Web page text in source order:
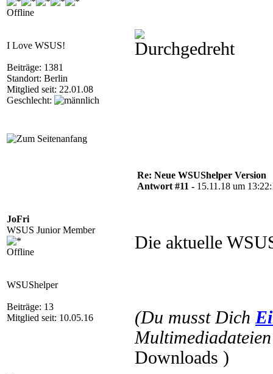
Offline
I Love WSUS!
Beiträge: 1381
Standort: Berlin
Mitglied seit: 22.01.08
Geschlecht:
JoFri
WSUS Junior Member
Offline
WSUShelper
Beiträge: 13
Mitglied seit: 10.05.16
Re: Neue WSUShelper Version
Antwort #11 - 15.11.18 um
Die aktuelle
(Du musst Dich
Downloads )